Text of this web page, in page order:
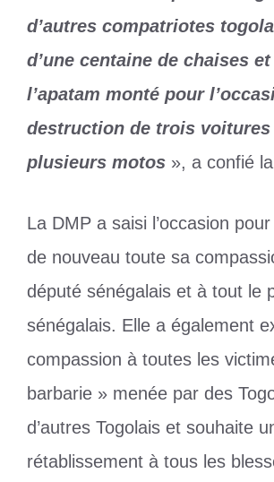
d’autres compatriotes
d’une centaine de chaises
l’apatam monté pour
destruction de trois voitures
plusieurs motos », a confié
La DMP a saisi l’occasion
de nouveau toute sa
député sénégalais et à tout le
sénégalais. Elle a également
compassion à toutes les
barbarie » menée par des
d’autres Togolais et souhaite
rétablissement à tous les